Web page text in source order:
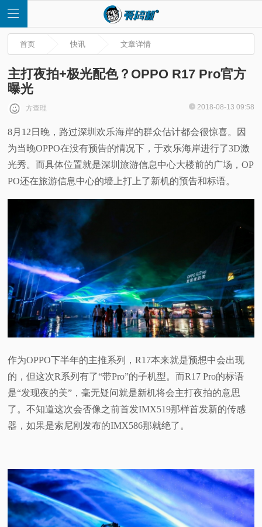
首
页
快
测
视
频
科
体
验
题
首页 快讯 文章详情
主打夜拍+极光配色？OPPO R17 Pro官方
曝光
方查理 2018-08-13 09:58
8月12日晚，路过深圳欢乐海岸的群众估计都会很惊喜。因
为当晚OPPO在没有预告的情况下，于欢乐海岸进行了3D激
光秀。而具体位置就是深圳旅游信息中心大楼前的广场，OP
PO还在旅游信息中心的墙上打上了新机的预告和标语。
作为OPPO下半年的主推系列，R17本来就是预想中会出现
的，但这次R系列有了“带Pro”的子机型。而R17 Pro的标语
是“发现夜的美”，毫无疑问就是新机将会主打夜拍的意思
了。不知道这次会否像之前首发IMX519那样首发新的传感
器，如果是索尼刚发布的IMX586那就绝了。